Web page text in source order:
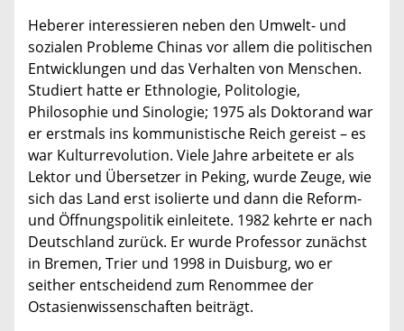
Heberer interessieren neben den Umwelt- und
sozialen Probleme Chinas vor allem die politischen
Entwicklungen und das Verhalten von Menschen.
Studiert hatte er Ethnologie, Politologie,
Philosophie und Sinologie; 1975 als Doktorand war
er erstmals ins kommunistische Reich gereist – es
war Kulturrevolution. Viele Jahre arbeitete er als
Lektor und Übersetzer in Peking, wurde Zeuge, wie
sich das Land erst isolierte und dann die Reform-
und Öffnungspolitik einleitete. 1982 kehrte er nach
Deutschland zurück. Er wurde Professor zunächst
in Bremen, Trier und 1998 in Duisburg, wo er
seither entscheidend zum Renommee der
Ostasienwissenschaften beiträgt.